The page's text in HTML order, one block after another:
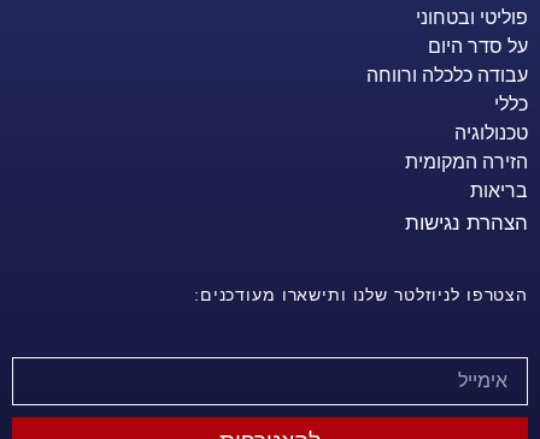
פוליטי ובטחוני
על סדר היום
עבודה כלכלה ורווחה
כללי
טכנולוגיה
הזירה המקומית
בריאות
הצהרת נגישות
הצטרפו לניוזלטר שלנו ותישארו מעודכנים: